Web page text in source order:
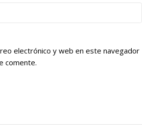
electrónico y web en este navegador
comente.